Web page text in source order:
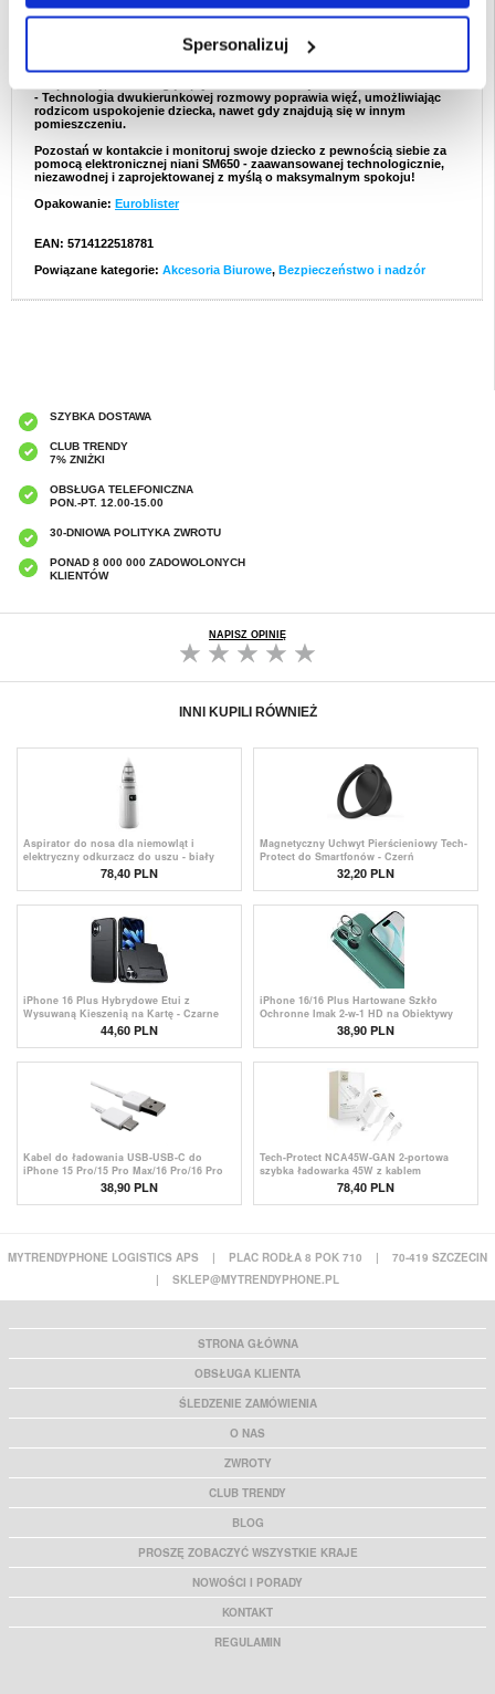
Spersonalizuj
Interesujące fakty o nianiach dziecięcych
ciemności, dzięki czemu nowoczesne nianie są niezbędnym narzędziem
do opieki nad dzieckiem w nocy.
- Czujniki temperatury pomagają zapobiegać nagłym wahaniom
- Technologia dwukierunkowej rozmowy poprawia więź, umożliwiając
rodzicom uspokojenie dziecka, nawet gdy znajdują się w innym
pomieszczeniu.
Pozostań w kontakcie i monitoruj swoje dziecko z pewnością siebie za
pomocą elektronicznej niani SM650 - zaawansowanej technologicznie,
niezawodnej i zaprojektowanej z myślą o maksymalnym spokoju!
Opakowanie: Euroblister
EAN: 5714122518781
Powiązane kategorie: Akcesoria Biurowe, Bezpieczeństwo i nadzór
SZYBKA DOSTAWA
CLUB TRENDY
7% ZNIŻKI
OBSŁUGA TELEFONICZNA
PON.-PT. 12.00-15.00
30-DNIOWA POLITYKA ZWROTU
PONAD 8 000 000 ZADOWOLONYCH
KLIENTÓW
NAPISZ OPINIĘ
INNI KUPILI RÓWNIEŻ
Aspirator do nosa dla niemowląt i
elektryczny odkurzacz do uszu - biały
78,40 PLN
Magnetyczny Uchwyt Pierścieniowy Tech-
Protect do Smartfonów - Czerń
32,20 PLN
iPhone 16 Plus Hybrydowe Etui z
Wysuwaną Kieszenią na Kartę - Czarne
44,60 PLN
iPhone 16/16 Plus Hartowane Szkło
Ochronne Imak 2-w-1 HD na Obiektywy
38,90 PLN
Kabel do ładowania USB-USB-C do
iPhone 15 Pro/15 Pro Max/16 Pro/16 Pro
Max - 1m - biały38,90 PLN
Tech-Protect NCA45W-GAN 2-portowa
szybka ładowarka 45W z kablem
Lightning - biała78,40 PLN
MYTRENDYPHONE LOGISTICS APS | PLAC RODŁA 8 POK 710 |
70-419 SZCZECIN
|
SKLEP@MYTRENDYPHONE.PL
STRONA GŁÓWNA
OBSŁUGA KLIENTA
ŚLEDZENIE ZAMÓWIENIA
O NAS
ZWROTY
CLUB TRENDY
BLOG
PROSZĘ ZOBACZYĆ WSZYSTKIE KRAJE
NOWOŚCI I PORADY
KONTAKT
REGULAMIN